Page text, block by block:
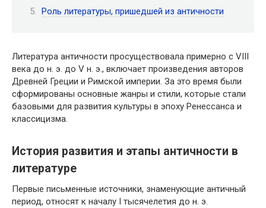
Роль литературы, пришедшей из античности
Литература античности просуществовала примерно с VIII
века до н. э. до V н. э., включает произведения авторов
Древней Греции и Римской империи. За это время были
сформированы основные жанры и стили, которые стали
базовыми для развития культуры в эпоху Ренессанса и
классицизма.
История развития и этапы античности в
литературе
Первые письменные источники, знаменующие античный
период, относят к началу I тысячелетия до н. э.